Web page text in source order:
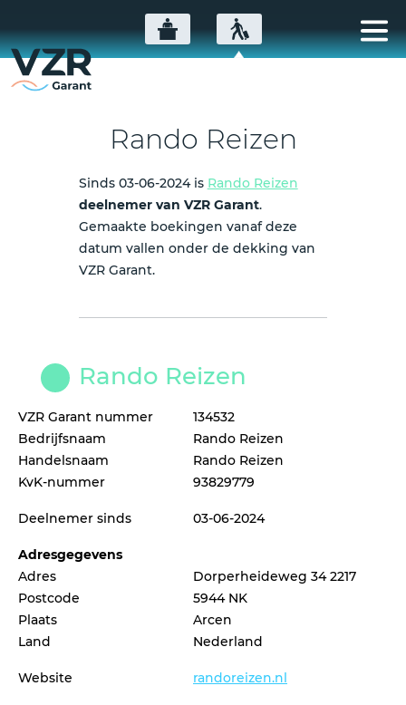
Rando Reizen
Sinds 03-06-2024 is Rando Reizen
deelnemer van VZR Garant.
Gemaakte boekingen vanaf deze
datum vallen onder de dekking van
VZR Garant.
Rando Reizen
VZR Garant nummer
134532
Bedrijfsnaam
Rando Reizen
Handelsnaam
Rando Reizen
KvK-nummer
93829779
Deelnemer sinds 03-06-2024
Adresgegevens
Adres
Dorperheideweg 34 2217
Postcode
5944 NK
Plaats
Arcen
Land
Nederland
Website randoreizen.nl